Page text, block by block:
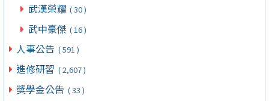
武漢榮耀 ( 30 )
武中豪傑 ( 16 )
人事公告 ( 591 )
進修研習 ( 2,607 )
獎學金公告 ( 33 )